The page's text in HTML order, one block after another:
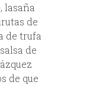
lasaña
de
de trufa
de
de que